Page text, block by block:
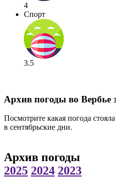
4
Спорт
3.5
Архив погоды во Вербье
Посмотрите какая погода
в сентябрьские дни.
Архив погоды
2025 2024 2023